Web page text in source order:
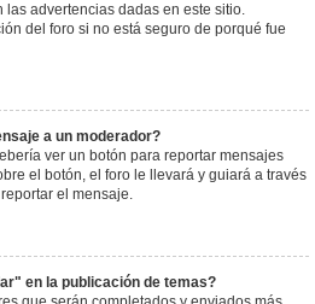
las advertencias dadas en este sitio.
del foro si no está seguro de porqué fue
a un moderador?
ver un botón para reportar mensajes
el botón, el foro le llevará y guiará a través
el mensaje.
en la publicación de temas?